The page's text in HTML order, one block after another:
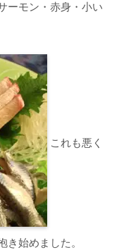
ーモン・赤身・小い
これも悪く
き始めました。